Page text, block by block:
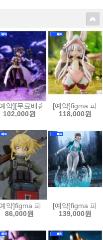
하이퍼 바디 승리의 여신 니케
약][무료배송]figma 피그마 마
102,000원
[예약]figma 피
118,000원
자부로는 가면라이더가 되고
식장갑 가이버 - 가이버 3 얼
약]figma 피그마 극장판 유녀
86,000원
[예약]figma 피
139,000원